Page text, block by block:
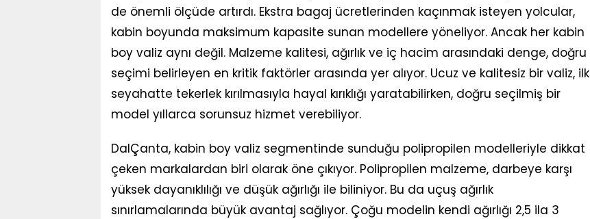
de önemli ölçüde artırdı. Ekstra bagaj ücretlerinden kaçınmak isteyen yolcular,
kabin boyunda maksimum kapasite sunan modellere yöneliyor. Ancak her kabin
boy valiz aynı değil. Malzeme kalitesi, ağırlık ve iç hacim arasındaki denge, doğru
seçimi belirleyen en kritik faktörler arasında yer alıyor. Ucuz ve kalitesiz bir valiz, ilk
seyahatte tekerlek kırılmasıyla hayal kırıklığı yaratabilirken, doğru seçilmiş bir
model yıllarca sorunsuz hizmet verebiliyor.
DalÇanta, kabin boy valiz segmentinde sunduğu polipropilen modelleriyle dikkat
çeken markalardan biri olarak öne çıkıyor. Polipropilen malzeme, darbeye karşı
yüksek dayanıklılığı ve düşük ağırlığı ile biliniyor. Bu da uçuş ağırlık
sınırlamalarında büyük avantaj sağlıyor. Çoğu modelin kendi ağırlığı 2,5 ila 3